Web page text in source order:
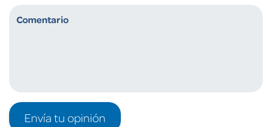
Envía tu opinión